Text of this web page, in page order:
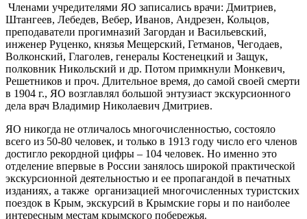
Членами учредителями ЯО записались врачи: Дмитриев,
Штангеев, Лебедев, Вебер, Иванов, Андрезен, Кольцов,
преподаватели прогимназий Загордан и Васильевский,
инженер Руценко, князья Мещерский, Гетманов, Чегодаев,
Волконский, Глаголев, генералы Костенецкий и Защук,
полковник Никольский и др. Потом примкнули Монкевич,
Решетников и проч. Длительное время, до самой своей смерти
в 1904 г., ЯО возглавлял большой энтузиаст экскурсионного
дела врач Владимир Николаевич Дмитриев.
ЯО никогда не отличалось многочисленностью, состояло
всего из 50-80 человек, и только в 1913 году число его членов
достигло рекордной цифры – 104 человек. Но именно это
отделение впервые в России занялось широкой практической
экскурсионной деятельностью и ее пропагандой в печатных
изданиях, а также организацией многочисленных туристских
поездок в Крым, экскурсий в Крымские горы и по наиболее
интересным местам крымского побережья.